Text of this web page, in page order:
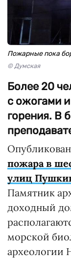
Пожарные пока
© Думская
Более 20
с ожогами
горения. В
пожара в
улиц
Памятник
доходный
морской
археологии